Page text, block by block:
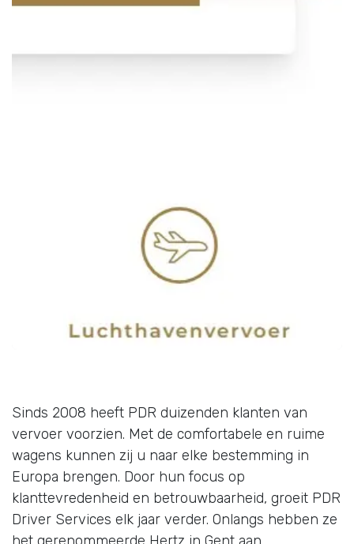
Sinds 2008 heeft PDR duizenden klanten van
vervoer voorzien. Met de comfortabele en ruime
wagens kunnen zij u naar elke bestemming in
Europa brengen. Door hun focus op
klanttevredenheid en betrouwbaarheid, groeit PDR
Driver Services elk jaar verder. Onlangs hebben ze